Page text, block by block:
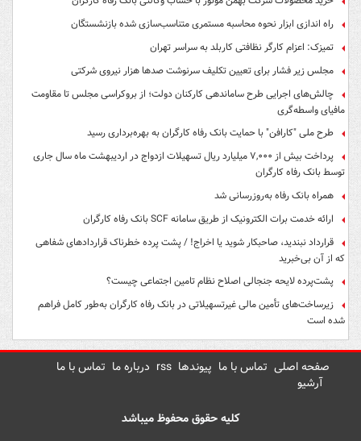
راه اندازی ابزار نحوه محاسبه مستمری متناسب‌سازی شده بازنشستگان
تمیزک: اعزام کارگر نظافتی کاربلد به سراسر تهران
مجلس زیر فشار برای تعیین تکلیف سرنوشت صدها هزار نیروی شرکتی
چالش‌های اجرایی طرح ساماندهی کارکنان دولت؛ از بروکراسی مجلس تا مقاومت
مافیای واسطه‌گری
طرح ملی "کارافن" با حمایت بانک رفاه کارگران به بهره‌برداری رسید
پرداخت بیش از ۷,۰۰۰ میلیارد ریال تسهیلات ازدواج در اردیبهشت ماه سال جاری
توسط بانک رفاه کارگران
همراه بانک رفاه به‌روزرسانی شد
ارائه خدمت برات الکترونیک از طریق سامانه SCF بانک رفاه کارگران
قرارداد نبندید، صاحبکار شوید یا اخراج! / پشت پرده خطرناک قراردادهای شفاهی
که از آن بی‌خبرید
پشت‌پرده لایحه جنجالی اصلاح نظام تامین اجتماعی چیست؟
زیرساخت‌های تأمین مالی غیرتسهیلاتی در بانک رفاه کارگران به‌طور کامل فراهم
شده است
صفحه اصلی تماس با ما پیوندها rss درباره ما تماس با ما
آرشیو
کلیه حقوق محفوظ میباشد